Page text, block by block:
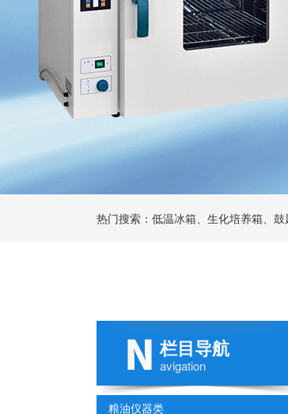
热门搜索：低温冰箱、生化培养箱、
栏目导航
avigation
粮油仪器类